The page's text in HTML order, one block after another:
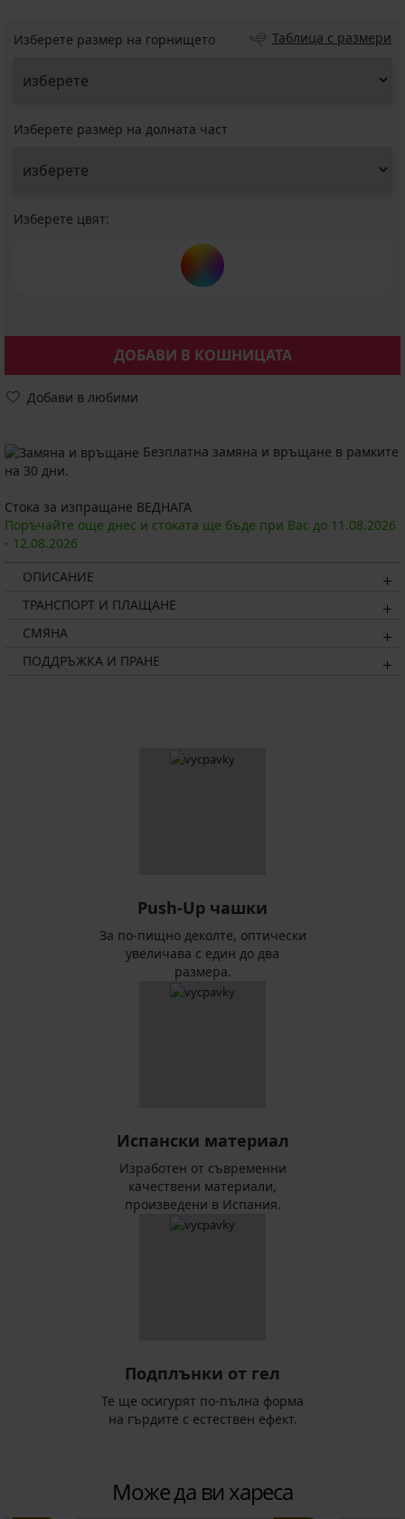
Изберете размер на горнището Таблица с размери
Изберете размер на долната част
Изберете цвят:
ДОБАВИ В КОШНИЦАТА
Добави в любими
Безплатна замяна и връщане в рамките
на 30 дни.
Стока за изпращане ВЕДНАГА
Поръчайте още днес и стоката ще бъде при Вас до 11.08.2026
- 12.08.2026
ОПИСАНИЕ
ТРАНСПОРТ И ПЛАЩАНЕ
СМЯНА
ПОДДРЪЖКА И ПРАНЕ
Push-Up чашки
За по-пищно деколте, оптически
увеличава с един до два
размера.
Испански материал
Изработен от съвременни
качествени материали,
произведени в Испания.
Подплънки от гел
Те ще осигурят по-пълна форма
на гърдите с естествен ефект.
Може да ви хареса